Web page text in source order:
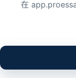
在